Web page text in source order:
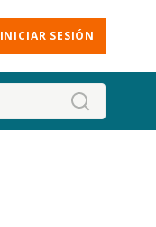
INICIAR SESIÓN